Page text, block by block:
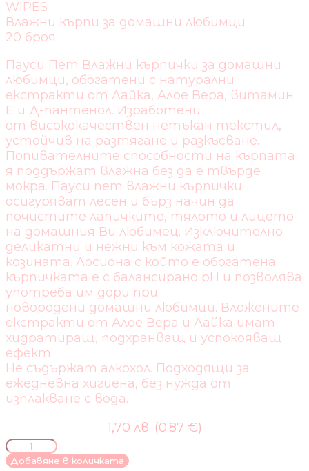
WIPES
Влажни кърпи за домашни любимци
20 броя
Пауси Пет Влажни кърпички за домашни
любимци, обогатени с натурални
екстракти от Лайка, Алое Вера, витамин
Е и Д-пантенол. Изработени
от висококачествен нетъкан текстил,
устойчив на разтягане и разкъсване.
Попивателните способности на кърпата
я поддържат влажна без да е твърде
мокра. Пауси пет влажни кърпички
осигуряват лесен и бърз начин да
почистите лапичките, тялото и лицето
на домашния Ви любимец. Изключително
деликатни и нежни към кожата и
козината. Лосиона с който е обогатена
кърпичката е с балансирано pH и позволява
употреба им дори при
новородени домашни любимци. Вложените
екстракти от Алое Вера и Лайка имат
хидратиращ, подхранващ и успокояващ
ефект.
Не съдържат алкохол. Подходящи за
ежедневна хигиена, без нужда от
изплакване с вода.
1,70 лв. (0.87 €)
количество
заДобавяне в количката